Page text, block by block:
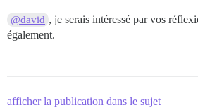
@david , je serais intéressé par vos
également.
afficher la publication dans le sujet